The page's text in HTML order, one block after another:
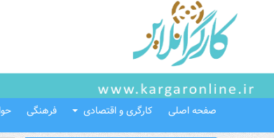
صفحه اصلی کارگری و اقتصادی فرهنگی